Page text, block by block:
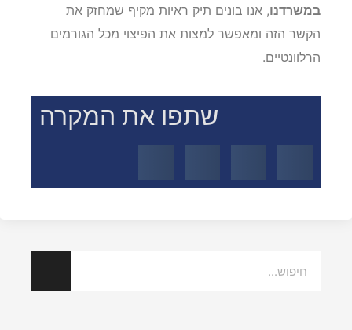
הזכויות הנלוות.
במשרדנו, אנו בונים תיק ראיות מקיף שמחזק את
הקשר הזה ומאפשר למצות את הפיצוי מכל הגורמים
שתפו את המקרה